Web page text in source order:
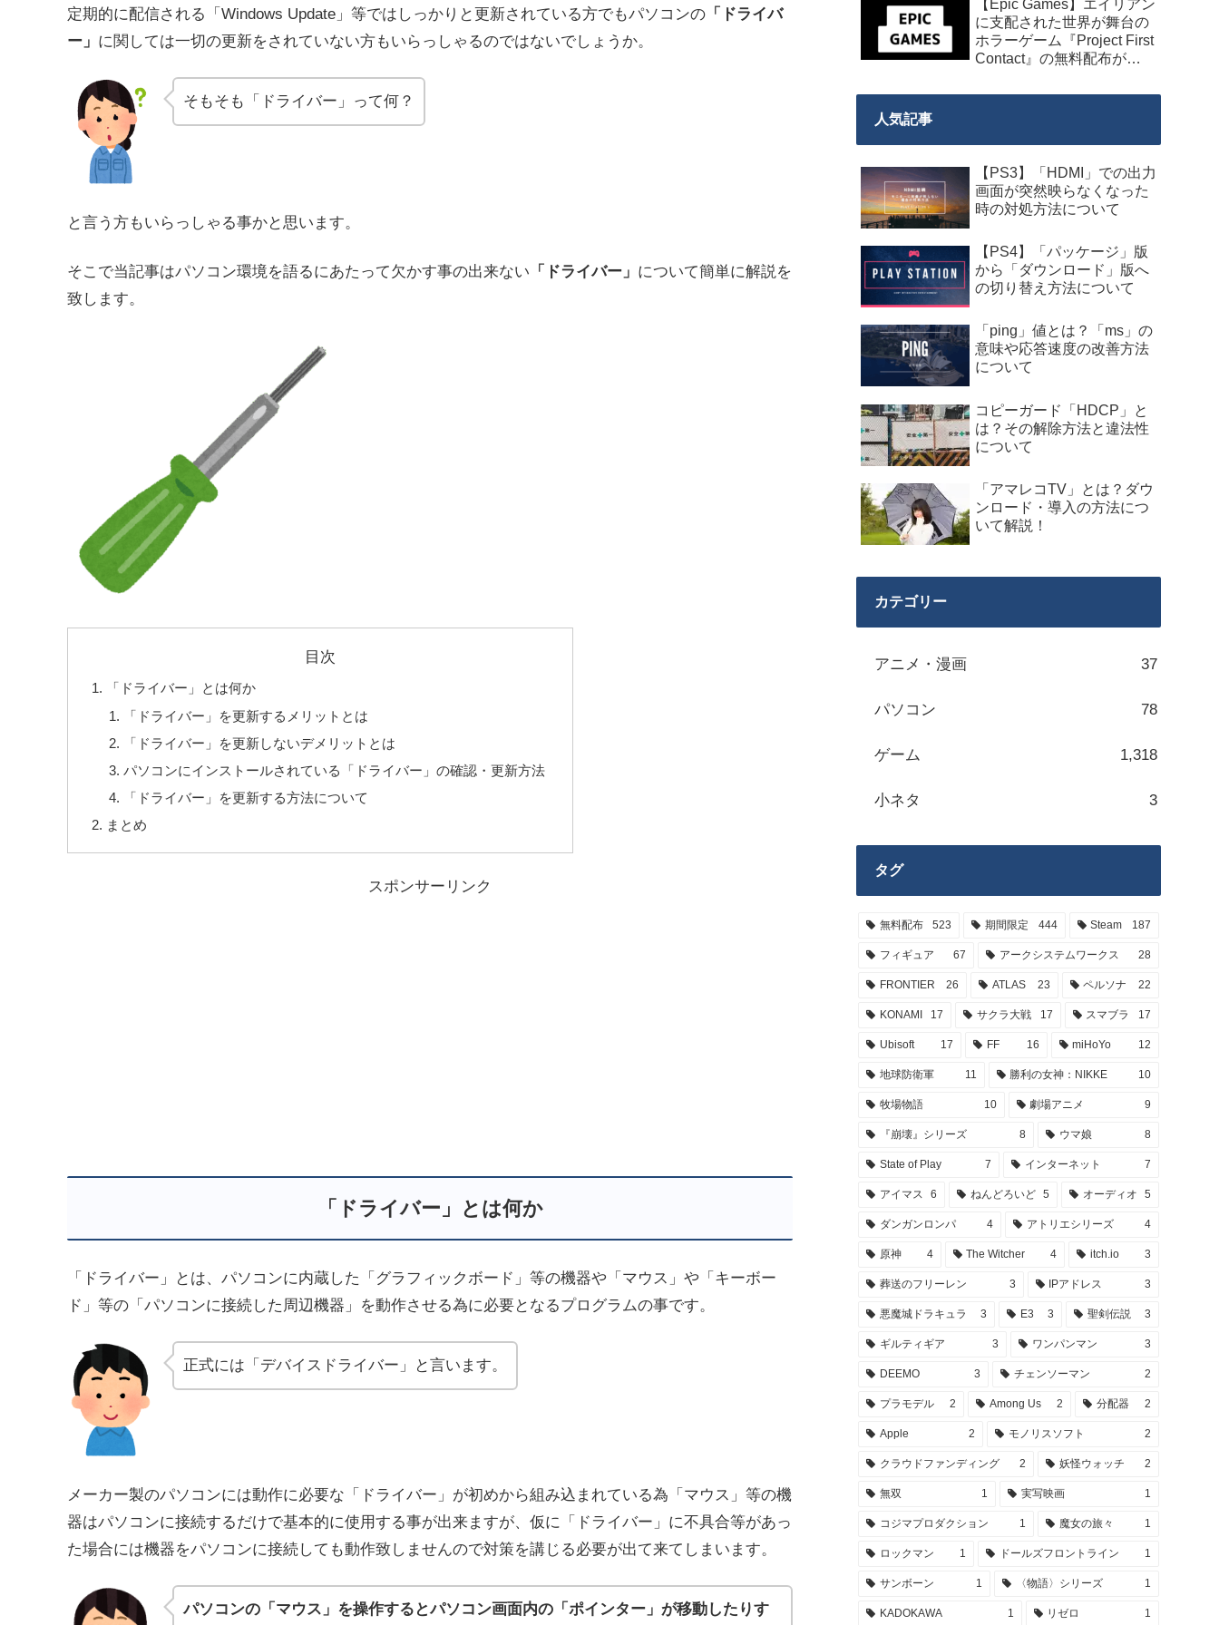
定期的に配信される「Windows Update」等ではしっかりと更新されている方でもパソコンの 「ドライバ
ー」 に関しては一切の更新をされていない方もいらっしゃるのではないでしょうか。
そもそも「ドライバー」って何？
と言う方もいらっしゃる事かと思います。
そこで当記事はパソコン環境を語るにあたって欠かす事の出来ない 「ドライバー」 について簡単に解説を
致します。
目次
「ドライバー」とは何か
「ドライバー」を更新するメリットとは
「ドライバー」を更新しないデメリットとは
パソコンにインストールされている「ドライバー」の確認・更新方法
「ドライバー」を更新する方法について
まとめ
スポンサーリンク
「ドライバー」とは何か
「ドライバー」とは、パソコンに内蔵した「グラフィックボード」等の機器や「マウス」や「キーボー
ド」等の「パソコンに接続した周辺機器」を動作させる為に必要となるプログラムの事です。
正式には「デバイスドライバー」と言います。
メーカー製のパソコンには動作に必要な「ドライバー」が初めから組み込まれている為「マウス」等の機
器はパソコンに接続するだけで基本的に使用する事が出来ますが、仮に「ドライバー」に不具合等があっ
た場合には機器をパソコンに接続しても動作致しませんので対策を講じる必要が出て来てしまいます。
パソコンの「マウス」を操作するとパソコン画面内の「ポインター」が移動したりす
【Epic Games】エイリアン
に支配された世界が舞台の
ホラーゲーム『Project First
Contact』の無料配布が
の期間限定で開始
人気記事
【PS3】「HDMI」での出力
画面が突然映らなくなった
時の対処方法について
【PS4】「パッケージ」版
から「ダウンロード」版へ
の切り替え方法について
「ping」値とは？「ms」の
意味や応答速度の改善方法
について
コピーガード「HDCP」と
は？その解除方法と違法性
について
「アマレコTV」とは？ダウ
ンロード・導入の方法につ
いて解説！
カテゴリー
アニメ・漫画 37
パソコン 78
ゲーム 1,318
小ネタ 3
タグ
無料配布 523 期間限定 444 Steam 187
フィギュア 67 アークシステムワークス 28
FRONTIER 26 ATLAS 23 ペルソナ 22
KONAMI 17 サクラ大戦 17 スマブラ 17
Ubisoft 17 FF 16 miHoYo 12
地球防衛軍 11 勝利の女神：NIKKE 10
牧場物語 10 劇場アニメ 9
『崩壊』シリーズ 8 ウマ娘 8
State of Play 7 インターネット 7
アイマス 6 ねんどろいど 5 オーディオ 5
ダンガンロンパ 4 アトリエシリーズ 4
原神 4 The Witcher 4 itch.io 3
葬送のフリーレン 3 IPアドレス 3
悪魔城ドラキュラ 3 E3 3 聖剣伝説 3
ギルティギア 3 ワンパンマン 3
DEEMO 3 チェンソーマン 2
プラモデル 2 Among Us 2 分配器 2
Apple 2 モノリスソフト 2
クラウドファンディング 2 妖怪ウォッチ 2
無双 1 実写映画 1
コジマプロダクション 1 魔女の旅々 1
ロックマン 1 ドールズフロントライン 1
サンボーン 1 〈物語〉シリーズ 1
KADOKAWA 1 リゼロ 1